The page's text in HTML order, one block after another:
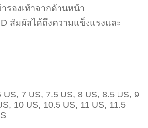
รองเท้าจากด้านหน้า
สัมผัสได้ถึงความแข็งแรงและ
US, 7 US, 7.5 US, 8 US, 8.5 US, 9
10 US, 10.5 US, 11 US, 11.5